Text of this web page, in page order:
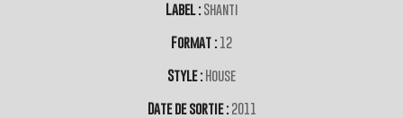
Label :Shanti
Format :12
Style :House
Date de sortie :2011